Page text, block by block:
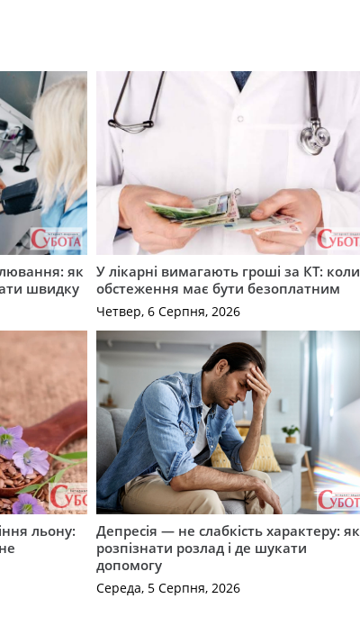
як
швидку
У лікарні вимагають гроші за КТ: коли
обстеження має бути безоплатним
Четвер, 6 Серпня, 2026
льону:
Депресія — не слабкість характеру: як
розпізнати розлад і де шукати
допомогу
Середа, 5 Серпня, 2026